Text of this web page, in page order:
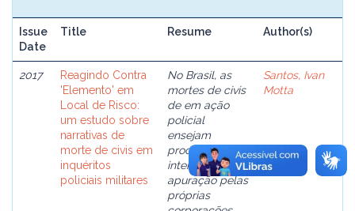
Issue
Date
Title Resume Author(s)
2017
Reagindo Contra
'Elemento' em
Local de Risco:
um estudo sobre
narrativas de
morte de civis em
inquéritos
policiais militares
No Brasil, as
mortes de civis
de em ação
policial
ensejam
procedimentos
internos de
apuração pelas
próprias
Santos, Ivan
Motta